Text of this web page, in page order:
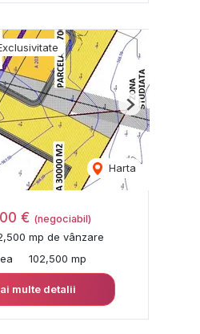
Harta
Next
€ (negociabil)
mp de vânzare
102,500 mp
multe detalii